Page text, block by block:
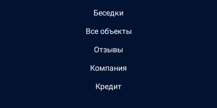
Беседки
Все объекты
Отзывы
Компания
Кредит